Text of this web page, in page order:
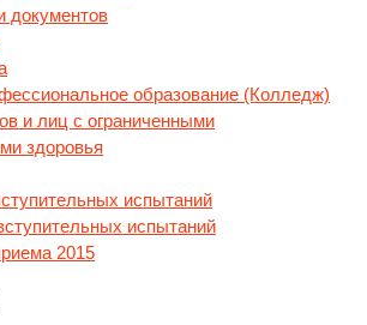
документов
образование (Колледж)
и лиц с ограниченными
здоровья
испытаний
испытаний
2015